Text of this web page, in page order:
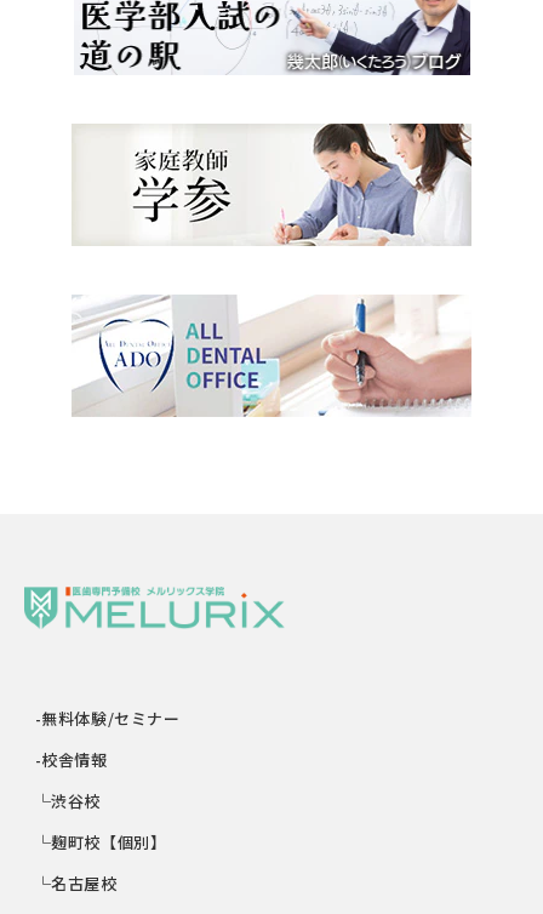
-無料体験/セミナー
-校舎情報
└渋谷校
└麹町校【個別】
└名古屋校